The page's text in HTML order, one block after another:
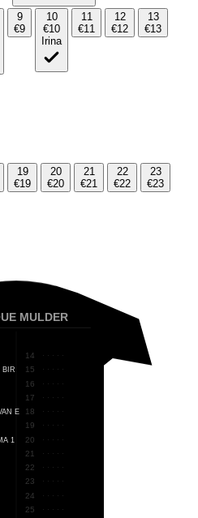
9
€9
10
€10
Irina
11
€11
12
€12
13
€13
19
€19
20
€20
21
€21
22
€22
23
€23
MULDER
BIR
E
1
14 · · · · ·
15 · · · · ·
16 · · · · ·
17 · · · · ·
18 · · · · ·
19 · · · · ·
20 · · · · ·
21 · · · · ·
22 · · · · ·
23 · · · · ·
24 · · · · ·
25 · · · · ·